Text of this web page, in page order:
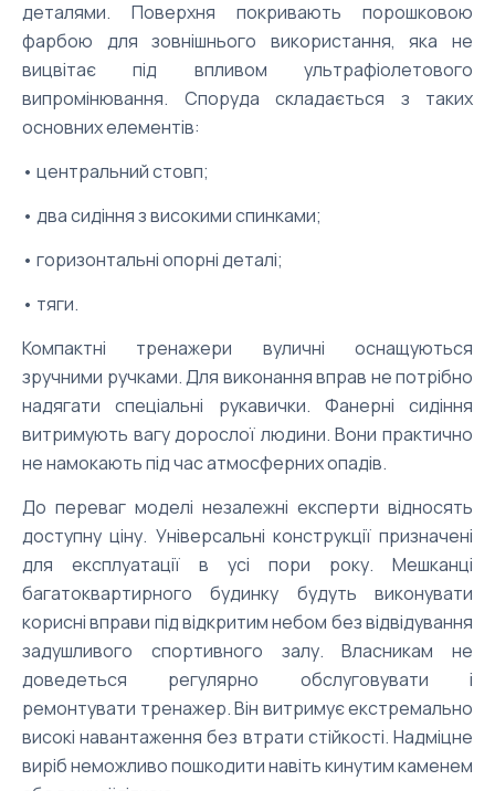
деталями. Поверхня покривають порошковою
фарбою для зовнішнього використання, яка не
вицвітає під впливом ультрафіолетового
випромінювання. Споруда складається з таких
основних елементів:
• центральний стовп;
• два сидіння з високими спинками;
• горизонтальні опорні деталі;
• тяги.
Компактні тренажери вуличні оснащуються
зручними ручками. Для виконання вправ не потрібно
надягати спеціальні рукавички. Фанерні сидіння
витримують вагу дорослої людини. Вони практично
не намокають під час атмосферних опадів.
До переваг моделі незалежні експерти відносять
доступну ціну. Універсальні конструкції призначені
для експлуатації в усі пори року. Мешканці
багатоквартирного будинку будуть виконувати
корисні вправи під відкритим небом без відвідування
задушливого спортивного залу. Власникам не
доведеться регулярно обслуговувати і
ремонтувати тренажер. Він витримує екстремально
високі навантаження без втрати стійкості. Надміцне
виріб неможливо пошкодити навіть кинутим каменем